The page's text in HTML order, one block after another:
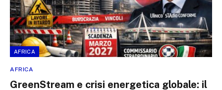
AFRICA
AFRICA
GreenStream e crisi energetica globale: il